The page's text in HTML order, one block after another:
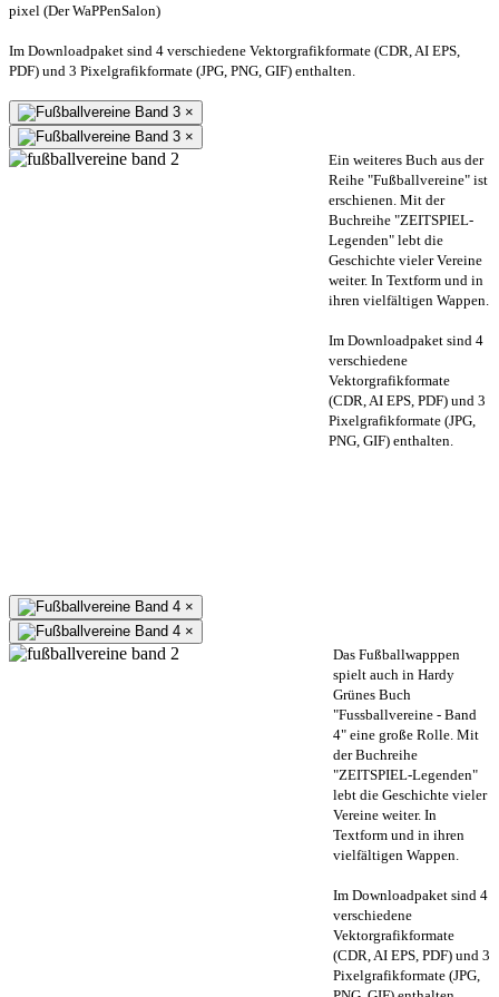
pixel (Der WaPPenSalon)
Im Downloadpaket sind 4 verschiedene Vektorgrafikformate (CDR, AI EPS,
PDF) und 3 Pixelgrafikformate (JPG, PNG, GIF) enthalten.
×
×
Ein weiteres Buch aus der
Reihe "Fußballvereine" ist
erschienen. Mit der
Buchreihe "ZEITSPIEL-
Legenden" lebt die
Geschichte vieler Vereine
weiter. In Textform und in
ihren vielfältigen Wappen.
Im Downloadpaket sind 4
verschiedene
Vektorgrafikformate
(CDR, AI EPS, PDF) und 3
Pixelgrafikformate (JPG,
PNG, GIF) enthalten.
×
×
Das Fußballwapppen
spielt auch in Hardy
Grünes Buch
"Fussballvereine - Band
4" eine große Rolle. Mit
der Buchreihe
"ZEITSPIEL-Legenden"
lebt die Geschichte vieler
Vereine weiter. In
Textform und in ihren
vielfältigen Wappen.
Im Downloadpaket sind 4
verschiedene
Vektorgrafikformate
(CDR, AI EPS, PDF) und 3
Pixelgrafikformate (JPG,